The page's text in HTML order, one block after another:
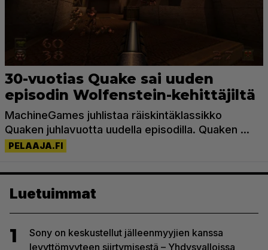
Luetuimmat
1
Sony on keskustellut jälleenmyyjien kanssa
levyttömyyteen siirtymisestä – Yhdysvalloissa